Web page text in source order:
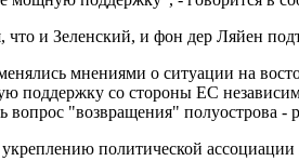
и Зеленский, и фон дер Ляйен
мнениями о ситуации на
поддержку со стороны ЕС
"возвращения" полуострова -
политической